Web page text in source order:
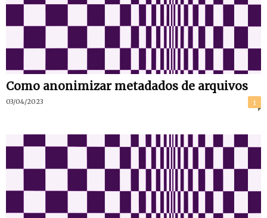
Como anonimizar metadados de arquivos
03/04/2023 1